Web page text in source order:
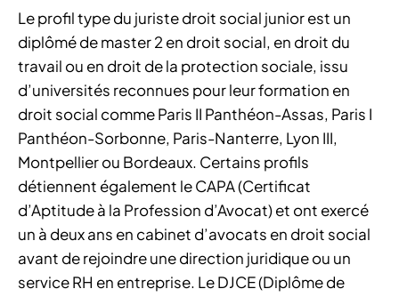
Le profil type du juriste droit social junior est un
diplômé de master 2 en droit social, en droit du
travail ou en droit de la protection sociale, issu
d’universités reconnues pour leur formation en
droit social comme Paris II Panthéon-Assas, Paris I
Panthéon-Sorbonne, Paris-Nanterre, Lyon III,
Montpellier ou Bordeaux. Certains profils
détiennent également le CAPA (Certificat
d’Aptitude à la Profession d’Avocat) et ont exercé
un à deux ans en cabinet d’avocats en droit social
avant de rejoindre une direction juridique ou un
service RH en entreprise. Le DJCE (Diplôme de